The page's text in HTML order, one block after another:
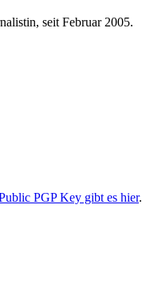
seit Februar 2005.
PGP Key gibt es hier.